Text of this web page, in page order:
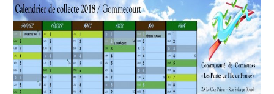
VIE COMMUNALE
École et organisation périscolaire
Bibliothèque